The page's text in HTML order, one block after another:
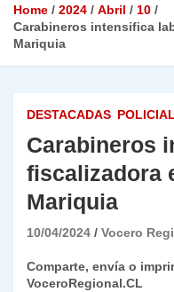
Home 2024 Abril
10
Carabineros intensifica
Mariquia
DESTACADAS
Carabineros
fiscalizadora
Mariquia
10/04/2024 Vocero
Comparte, envía o
VoceroRegional.CL